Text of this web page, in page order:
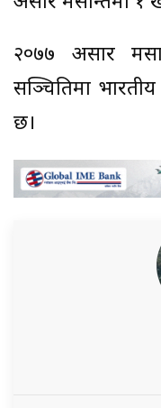
२०७७ असार
सञ्चितिमा
छ।